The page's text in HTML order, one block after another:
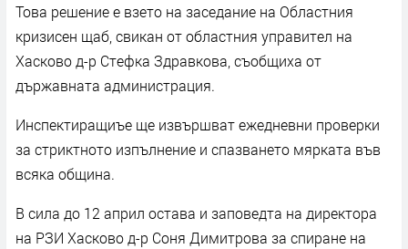
Това решение е взето на заседание на Областния
кризисен щаб, свикан от областния управител на
Хасково д-р Стефка Здравкова, съобщиха от
държавната администрация.
Инспектиращиъе ще извършват ежедневни проверки
за стриктното изпълнение и спазването мярката във
всяка община.
В сила до 12 април остава и заповедта на директора
на РЗИ Хасково д-р Соня Димитрова за спиране на